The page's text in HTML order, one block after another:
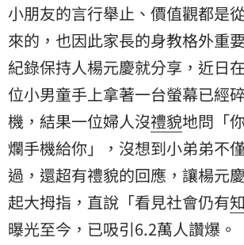
小朋友的言行舉止、價值觀都是
來的，也因此家長的身教格外重
紀錄保持人楊元慶就分享，近日
位小男童手上拿著一台螢幕已經
機 ，結果一位婦人沒禮貌地問「
爛手機給你」，沒想到小弟弟不
過，還超有禮貌的回應，讓楊元
起大拇指，直說「看見社會仍有
曝光至今，已吸引6.2萬人讚爆。